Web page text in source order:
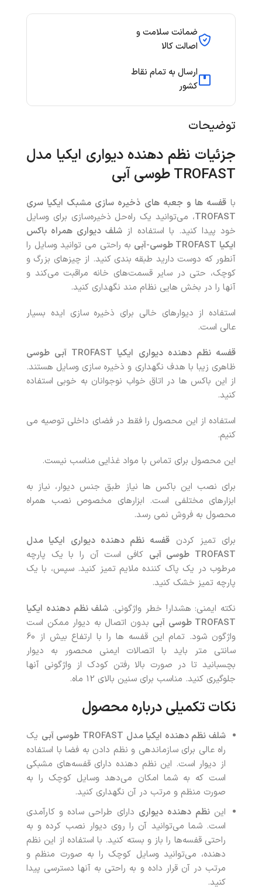
ضمانت سلامت و
اصالت کالا
ارسال به تمام نقاط
کشور
توضیحات
جزئیات نظم دهنده دیواری ایکیا مدل
TROFASTطوسی آبی
باقفسه‌ ها و جعبه‌ های ذخیره ‌سازی مشبک ایکیا سری
TROFAST، می‌توانید یک راه‌حل ذخیره‌سازی برای وسایل
خود پیدا کنید. با استفاده از شلف دیواری همراه باکس
ایکیا TROFAST طوسی-آبی
به راحتی می توانید وسایل را
آنطور که دوست دارید طبقه بندی کنید. از چیزهای بزرگ و
کوچک، حتی در سایر قسمت‌های خانه مراقبت می‌کند و
آنها را در بخش هایی نظام مند نگهداری کنید.
استفاده از دیوارهای خالی برای ذخیره سازی ایده بسیار
عالی است.
قفسه نظم دهنده دیواری ایکیا
آبی طوسی
ظاهری زیبا با هدف نگهداری و ذخیره سازی وسایل هستند.
از این باکس ها در اتاق خواب نوجوانان به خوبی استفاده
کنید.
استفاده از این محصول را فقط در فضای داخلی توصیه می
کنیم.
این محصول برای تماس با مواد غذایی مناسب نیست.
برای نصب این باکس ها نیاز طبق جنس دیوار، نیاز به
ابزارهای مختلفی است. ابزارهای مخصوص نصب همراه
محصول به فروش نمی رسد.
برای تمیز کردن قفسه نظم دهنده دیواری ایکیا مدل
TROFAST طوسی آبی کافی است آن را با یک پارچه
مرطوب در یک پاک کننده ملایم تمیز کنید. سپس، با یک
پارچه تمیز خشک کنید.
نکته ایمنی: هشدار! خطر واژگونی. شلف نظم دهنده ایکیا
TROFAST طوسی آبی بدون اتصال به دیوار ممکن است
واژگون شود. تمام این قفسه ها را با ارتفاع بیش از 60
سانتی متر باید با اتصالات ایمنی محصور به دیوار
بچسبانید تا در صورت بالا رفتن کودک از واژگونی آنها
جلوگیری کنید. مناسب برای سنین بالای 12 ماه.
نکات تکمیلی درباره محصول
شلف نظم دهنده ایکیا مدل طوسی آبی یک
راه عالی برای سازماندهی و نظم دادن به فضا با استفاده
از دیوار است. این نظم دهنده دارای قفسه‌های مشبکی
است که به شما امکان می‌دهد وسایل کوچک را به
صورت منظم و مرتب در آن نگهداری کنید.
ایننظم دهنده دیواری دارای طراحی ساده و کارآمدی
است. شما می‌توانید آن را روی دیوار نصب کرده و به
راحتی قفسه‌ها را باز و بسته کنید. با استفاده از این نظم
دهنده، می‌توانید وسایل کوچک را به صورت منظم و
مرتب در آن قرار داده و به راحتی به آنها دسترسی پیدا
کنید.